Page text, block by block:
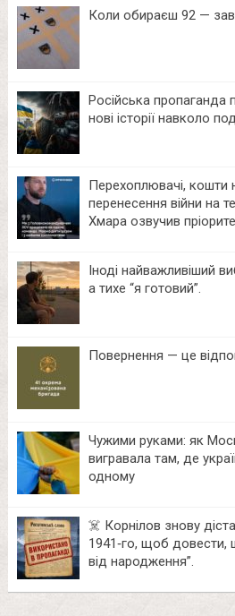
Коли обираєш 92 —
Російська пропаганда
нові історії навколо
Перехоплювачі, кошти
перенесення війни на
Хмара озвучив
Іноді найважливіший
а тихе “я готовий”.
Повернення — це
Чужими руками: як
вигравала там, де
одному
☠️ Корнілов знову
1941‑го, щоб довести,
від народження”.